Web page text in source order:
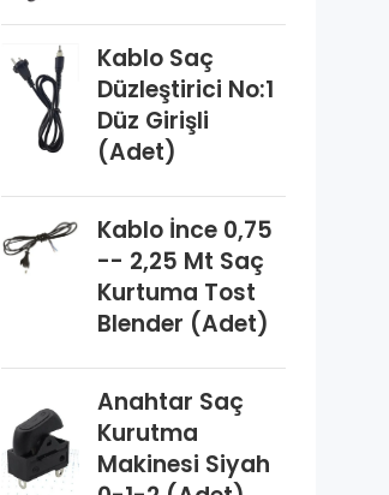
– Dirsek IBP – TEE
Kablo Saç
Düzleştirici No:1
Düz Girişli
(Adet)
Kablo İnce 0,75
-- 2,25 Mt Saç
Kurtuma Tost
Blender (Adet)
Anahtar Saç
Kurutma
Makinesi Siyah